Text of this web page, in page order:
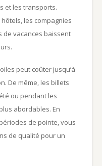
et les transports.
les compagnies
de vacances baissent
peut coûter jusqu’à
De même, les billets
ou pendant les
abordables. En
de pointe, vous
de qualité pour un